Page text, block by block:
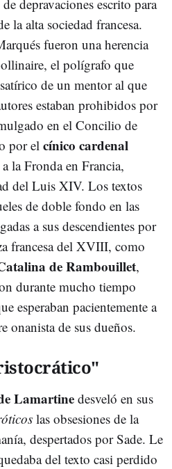
depravaciones escrito para
la alta sociedad francesa.
fueron una herencia
el polígrafo que
de un mentor al que
estaban prohibidos por
en el Concilio de
por el cínico cardenal
la Fronda en Francia,
del Luis XIV. Los textos
de doble fondo en las
a sus descendientes por
francesa del XVIII, como
de Rambouillet,
durante mucho tiempo
esperaban pacientemente a
onanista de sus dueños.
Lamartine desveló en sus
las obsesiones de la
despertados por Sade. Le
del texto casi perdido